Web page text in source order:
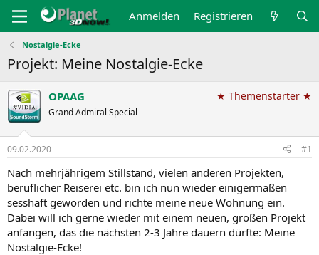
Anmelden Registrieren
Nostalgie-Ecke
Projekt: Meine Nostalgie-Ecke
OPAAG
Grand Admiral Special
★ Themenstarter ★
09.02.2020 #1
Nach mehrjährigem Stillstand, vielen anderen Projekten,
beruflicher Reiserei etc. bin ich nun wieder einigermaßen
sesshaft geworden und richte meine neue Wohnung ein.
Dabei will ich gerne wieder mit einem neuen, großen Projekt
anfangen, das die nächsten 2-3 Jahre dauern dürfte: Meine
Nostalgie-Ecke!